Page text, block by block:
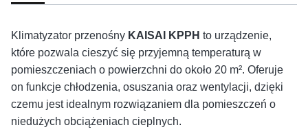
Klimatyzator przenośny KAISAI KPPH to urządzenie,
które pozwala cieszyć się przyjemną temperaturą w
pomieszczeniach o powierzchni do około 20 m². Oferuje
on funkcje chłodzenia, osuszania oraz wentylacji, dzięki
czemu jest idealnym rozwiązaniem dla pomieszczeń o
niedużych obciążeniach cieplnych.